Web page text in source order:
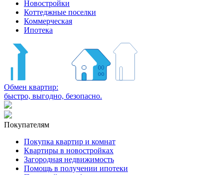
Новостройки
Коттеджные поселки
Коммерческая
Ипотека
Обмен квартир:
быстро, выгодно, безопасно.
Покупателям
Покупка квартир и комнат
Квартиры в новостройках
Загородная недвижимость
Помощь в получении ипотеки